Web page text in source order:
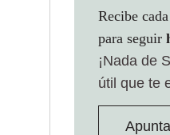
Recibe
para seguir
¡Nada de
útil que te